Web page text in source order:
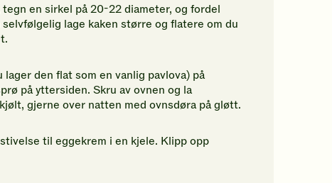
en sirkel på 20-22 diameter, og fordel
lage kaken større og flatere om du
den flat som en vanlig pavlova) på
på yttersiden. Skru av ovnen og la
gjerne over natten med ovnsdøra på gløtt.
til eggekrem i en kjele. Klipp opp